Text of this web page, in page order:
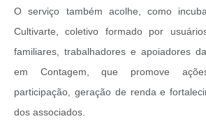
O serviço também acolhe, como
Cultivarte, coletivo formado por
familiares, trabalhadores e apoiadores
em Contagem, que promove
participação, geração de renda e
dos associados.